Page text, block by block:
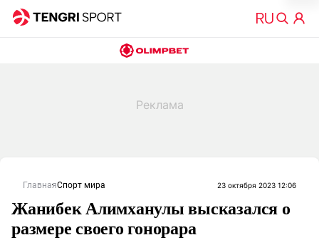
ГлавнаяСпорт мира 23 октября 2023 12:06
Жанибек Алимханулы высказался о
размере своего гонорара